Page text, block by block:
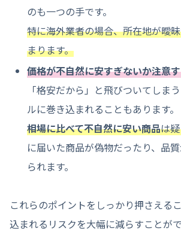
のも一つの手です。
特に海外業者の場合、所在地が曖
まります。
価格が不自然に安すぎないか注意
「格安だから」と飛びついてしま
ルに巻き込まれることもあります。
相場に比べて不自然に安い商品は
に届いた商品が偽物だったり、品
られます。
これらのポイントをしっかり押さえる
込まれるリスクを大幅に減らすことがで